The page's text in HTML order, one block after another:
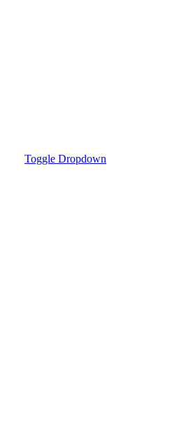
Toggle Dropdown